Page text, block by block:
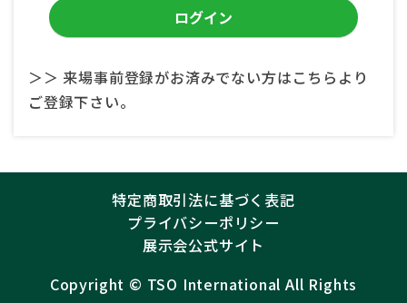
＞＞ 来場事前登録がお済みでない方はこちらより
ご登録下さい。
特定商取引法に基づく表記
プライバシーポリシー
展示会公式サイト
Copyright ©︎ TSO International All Rights